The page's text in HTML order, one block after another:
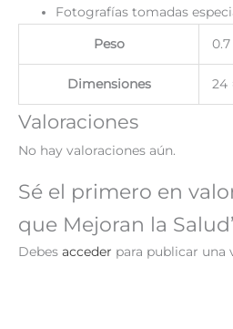
Fotografías tomadas
Peso
Dimensiones 24
Valoraciones
No hay valoraciones aún.
Sé el primero en
que Mejoran la
Debes acceder para publicar una